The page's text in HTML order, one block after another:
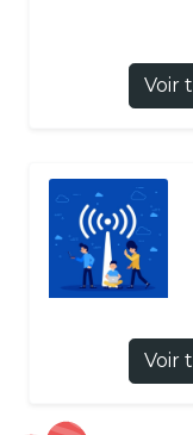
Voir
Voir